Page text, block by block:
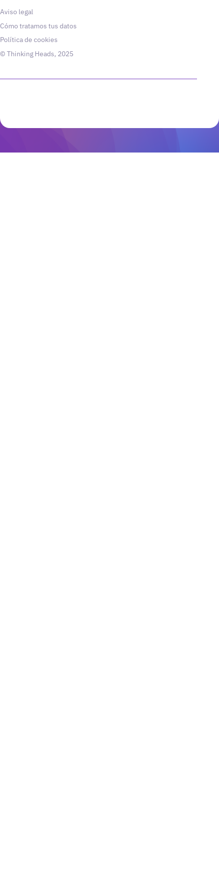
Aviso legal
Cómo tratamos tus datos
Política de cookies
© Thinking Heads, 2025